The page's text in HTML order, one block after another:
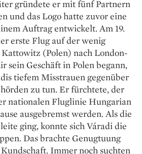
gründete er mit fünf Partnern
und das Logo hatte zuvor eine
Auftrag entwickelt. Am 19.
erste Flug auf der wenig
Kattowitz (Polen) nach London-
sein Geschäft in Polen begann,
tiefem Misstrauen gegenüber
zu tun. Er fürchtete, der
nationalen Fluglinie Hungarian
ausgebremst werden. Als die
ging, konnte sich Váradi die
Das brachte Genugtuung
Immer noch suchten